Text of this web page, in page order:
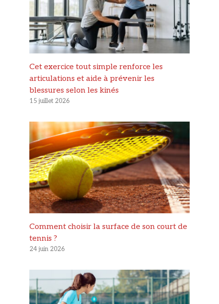
Cet exercice tout simple renforce les
articulations et aide à prévenir les
blessures selon les kinés
15 juillet 2026
Comment choisir la surface de son court de
tennis ?
24 juin 2026